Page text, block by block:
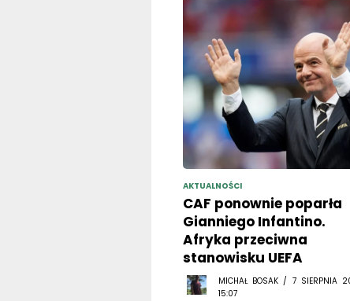
AKTUALNOŚCI
CAF ponownie poparła
Gianniego Infantino.
Afryka przeciwna
stanowisku UEFA
MICHAŁ BOSAK / 7 SIERPNIA
15:07